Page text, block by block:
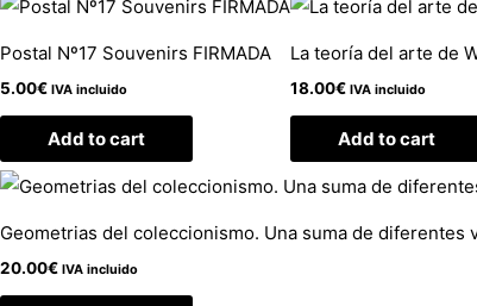
Postal Nº17 Souvenirs FIRMADA
5.00€ IVA incluido
Add to cart
La teoría del arte de
18.00€ IVA incluido
Add to cart
Geometrias del coleccionismo. Una suma de diferentes
20.00€ IVA incluido